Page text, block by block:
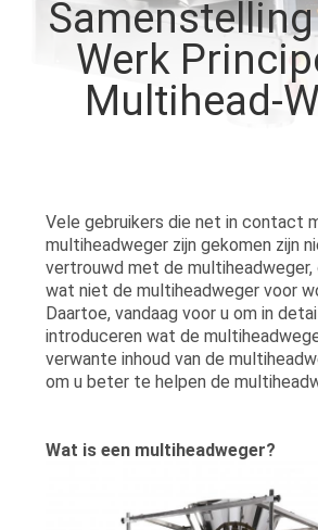
ONS
NIEUWS
Werk
Multihead-
Vele gebruikers die net in contact
multiheadweger zijn gekomen zijn
vertrouwd met de
wat niet de multiheadweger voor
Daartoe, vandaag voor u om in
introduceren wat de
verwante inhoud van de
om u beter te helpen de
Wat is een multiheadweger?